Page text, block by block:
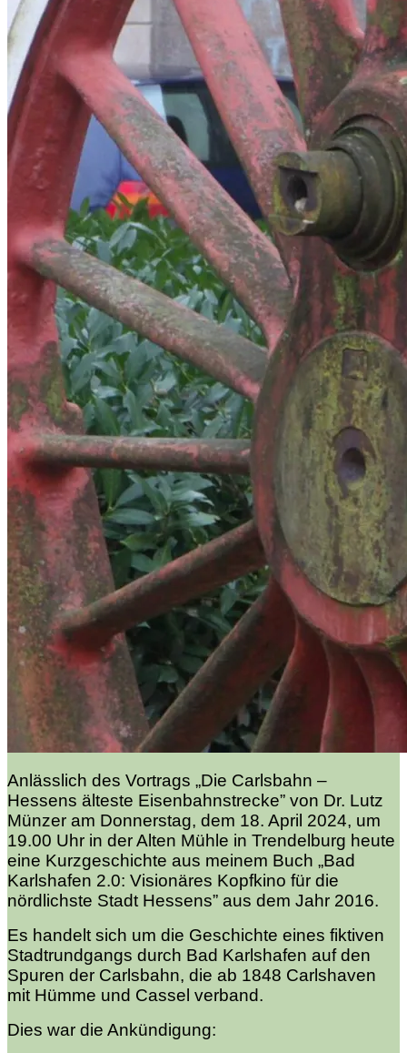
Anlässlich des Vortrags „Die Carlsbahn –
Hessens älteste Eisenbahnstrecke” von Dr. Lutz
Münzer am Donnerstag, dem 18. April 2024, um
19.00 Uhr in der Alten Mühle in Trendelburg heute
eine Kurzgeschichte aus meinem Buch „Bad
Karlshafen 2.0: Visionäres Kopfkino für die
nördlichste Stadt Hessens” aus dem Jahr 2016.
Es handelt sich um die Geschichte eines fiktiven
Stadtrundgangs durch Bad Karlshafen auf den
Spuren der Carlsbahn, die ab 1848 Carlshaven
mit Hümme und Cassel verband.
Dies war die Ankündigung: